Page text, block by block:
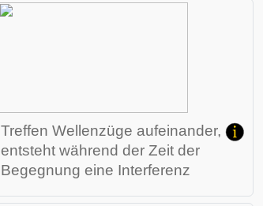
Treffen Wellenzüge aufeinander,
entsteht während der Zeit der
Begegnung eine Interferenz